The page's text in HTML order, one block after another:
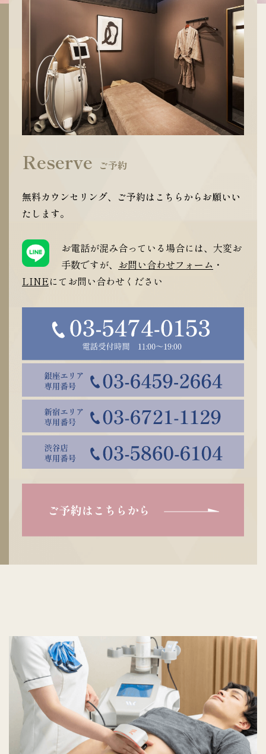
Reserve ご予約
無料カウンセリング、ご予約はこちらからお願いい
たします。
お電話が混み合っている場合には、大変お
手数ですが、 お問い合わせフォーム ・
LINEにてお問い合わせください